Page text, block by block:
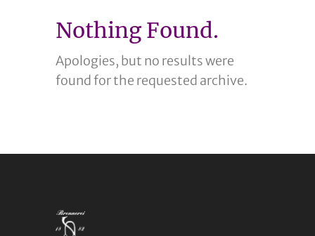
Nothing Found.
Apologies, but no results were
found for the requested archive.